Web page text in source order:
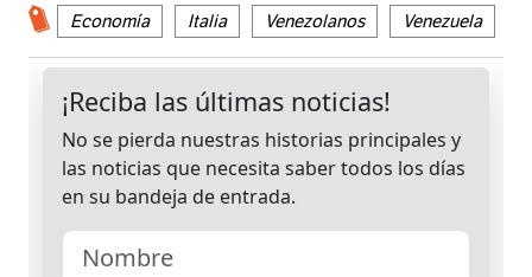
Economía Italia Venezolanos Venezuela